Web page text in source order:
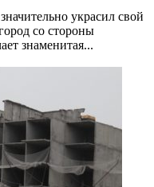
украсил свой
со стороны
знаменитая...